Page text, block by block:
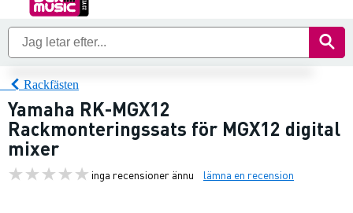
Rackfästen
Yamaha RK-MGX12
Rackmonteringssats för MGX12 digital
mixer
inga recensioner ännu lämna en recension